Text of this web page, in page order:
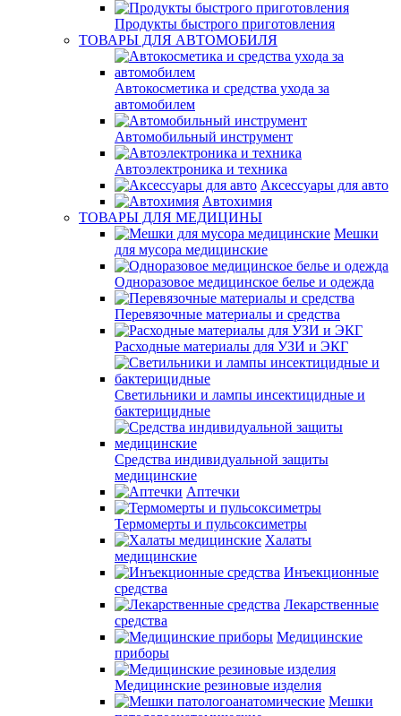
Продукты быстрого приготовления
ТОВАРЫ ДЛЯ АВТОМОБИЛЯ
Автокосметика и средства ухода за
автомобилем
Автомобильный инструмент
Автоэлектроника и техника
Аксессуары для авто
Автохимия
ТОВАРЫ ДЛЯ МЕДИЦИНЫ
Мешки
для мусора медицинские
Одноразовое медицинское белье и одежда
Перевязочные материалы и средства
Расходные материалы для УЗИ и ЭКГ
Светильники и лампы инсектицидные и
бактерицидные
Средства индивидуальной защиты
медицинские
Аптечки
Термомерты и пульсоксиметры
Халаты
медицинские
Инъекционные
средства
Лекарственные
средства
Медицинские
приборы
Медицинские резиновые изделия
Мешки